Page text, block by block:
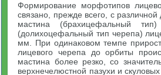
Формирование морфотипов
связано, прежде всего, с
мастина (брахицефальный
(долихоцефальный тип черепа)
мм. При одинаковом темпе
лицевого черепа до орбиты
мастина более резко, со
верхнечелюстной пазухи и